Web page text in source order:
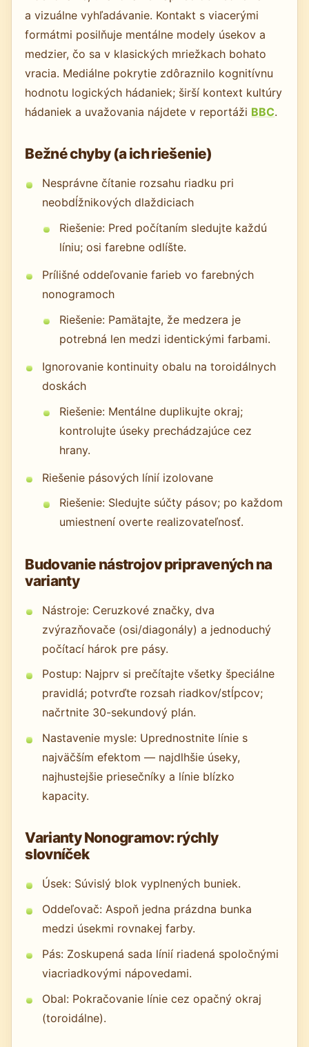
a vizuálne vyhľadávanie. Kontakt s viacerými
formátmi posilňuje mentálne modely úsekov a
medzier, čo sa v klasických mriežkach bohato
vracia. Mediálne pokrytie zdôraznilo kognitívnu
hodnotu logických hádaniek; širší kontext kultúry
hádaniek a uvažovania nájdete v reportáži BBC.
Bežné chyby (a ich riešenie)
Nesprávne čítanie rozsahu riadku pri
neobdĺžnikových dlaždiciach
Riešenie: Pred počítaním sledujte každú
líniu; osi farebne odlíšte.
Prílišné oddeľovanie farieb vo farebných
nonogramoch
Riešenie: Pamätajte, že medzera je
potrebná len medzi identickými farbami.
Ignorovanie kontinuity obalu na toroidálnych
doskách
Riešenie: Mentálne duplikujte okraj;
kontrolujte úseky prechádzajúce cez
hrany.
Riešenie pásových línií izolovane
Riešenie: Sledujte súčty pásov; po každom
umiestnení overte realizovateľnosť.
Budovanie nástrojov pripravených na
varianty
Nástroje: Ceruzkové značky, dva
zvýrazňovače (osi/diagonály) a jednoduchý
počítací hárok pre pásy.
Postup: Najprv si prečítajte všetky špeciálne
pravidlá; potvrďte rozsah riadkov/stĺpcov;
načrtnite 30-sekundový plán.
Nastavenie mysle: Uprednostnite línie s
najväčším efektom — najdlhšie úseky,
najhustejšie priesečníky a línie blízko
kapacity.
Varianty Nonogramov: rýchly
slovníček
Úsek: Súvislý blok vyplnených buniek.
Oddeľovač: Aspoň jedna prázdna bunka
medzi úsekmi rovnakej farby.
Pás: Zoskupená sada línií riadená spoločnými
viacriadkovými nápovedami.
Obal: Pokračovanie línie cez opačný okraj
(toroidálne).